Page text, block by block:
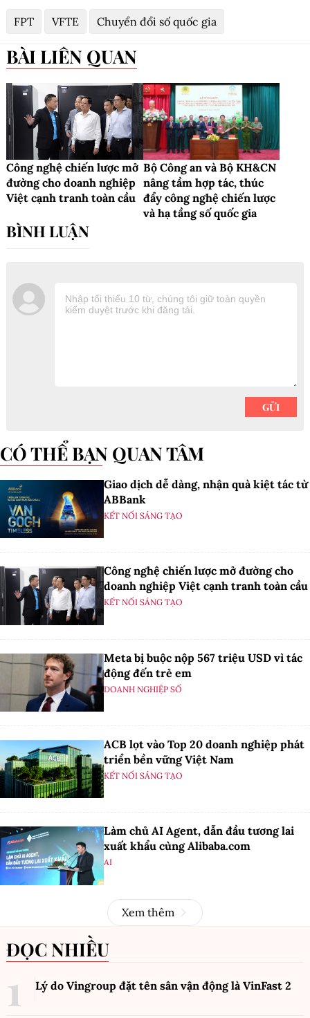
FPT VFTE Chuyển đổi số quốc gia
BÀI LIÊN QUAN
Công nghệ chiến lược mở
đường cho doanh nghiệp
Việt cạnh tranh toàn cầu
Bộ Công an và Bộ KH&CN
nâng tầm hợp tác, thúc
đẩy công nghệ chiến lược
và hạ tầng số quốc gia
CÓ THỂ BẠN QUAN TÂM
Giao dịch dễ dàng, nhận quà kiệt tác từ
ABBank
KẾT NỐI SÁNG TẠO
Công nghệ chiến lược mở đường cho
doanh nghiệp Việt cạnh tranh toàn cầu
KẾT NỐI SÁNG TẠO
Meta bị buộc nộp 567 triệu USD vì tác
động đến trẻ em
DOANH NGHIỆP SỐ
ACB lọt vào Top 20 doanh nghiệp phát
triển bền vững Việt Nam
KẾT NỐI SÁNG TẠO
Làm chủ AI Agent, dẫn đầu tương lai
xuất khẩu cùng Alibaba.com
AI
Xem thêm
ĐỌC NHIỀU
Lý do Vingroup đặt tên sân vận động là VinFast 2